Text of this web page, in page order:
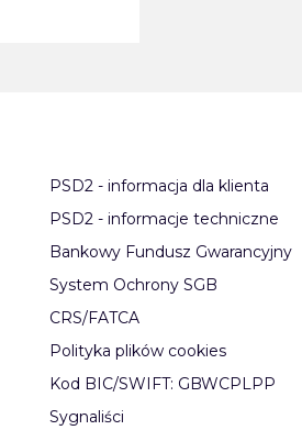
PSD2 - informacja dla klienta
PSD2 - informacje techniczne
Bankowy Fundusz Gwarancyjny
System Ochrony SGB
CRS/FATCA
Polityka plików cookies
Kod BIC/SWIFT: GBWCPLPP
Sygnaliści